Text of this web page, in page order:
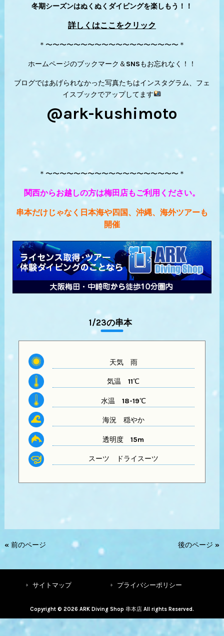
冬期シーズンはぬくぬくダイビングを楽しもう！！
詳しくはここをクリック
＊〜〜〜〜〜〜〜〜〜〜〜〜〜〜〜〜〜〜〜＊
ホームページのブックマーク＆SNSもお忘れなく！！
ブログではあげられなかった写真たちはインスタグラム、フェ
イスブックでアップしてます
@ark-kushimoto
＊〜〜〜〜〜〜〜〜〜〜〜〜〜〜〜〜〜〜〜＊
関西からお越しの方は梅田店もご利用ください。
串本だけじゃなく日本海や四国、沖縄、海外ツアーも
開催
1/23の串本
天気雨
気温 11℃
水温 18-19℃
海況 穏やか
透明度 15m
スーツ ドライスーツ
« 前のページ 後のページ »
サイトマップ プライバシーポリシー
Copyright © 2026 ARK Diving Shop 串本店 All rights Reserved.